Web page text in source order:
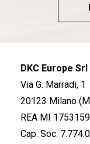
DKC Europe
Via G. Marradi, 1
20123 Milano
REA MI 1753159
Cap. Soc.